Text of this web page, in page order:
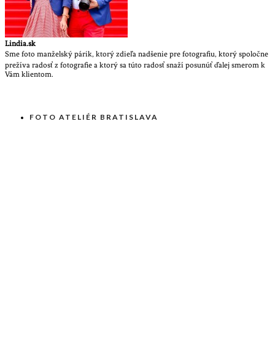
Lindia.sk
Sme foto manželský párik, ktorý zdieľa nadšenie pre fotografiu, ktorý spoločne
prežíva radosť z fotografie a ktorý sa túto radosť snaží posunúť ďalej smerom k
Vám klientom.
FOTO ATELIÉR BRATISLAVA